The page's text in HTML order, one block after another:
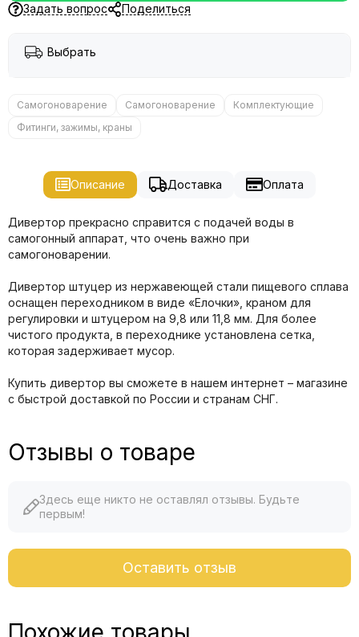
Задать вопрос Поделиться
Выбрать
Самогоноварение Самогоноварение
Комплектующие
Фитинги, зажимы, краны
Описание Доставка Оплата
Дивертор прекрасно справится с подачей воды в
самогонный аппарат, что очень важно при
самогоноварении.
Дивертор штуцер из нержавеющей стали пищевого сплава
оснащен переходником в виде «Елочки», краном для
регулировки и штуцером на 9,8 или 11,8 мм. Для более
чистого продукта, в переходнике установлена сетка,
которая задерживает мусор.
Купить дивертор вы сможете в нашем интернет – магазине
с быстрой доставкой по России и странам СНГ.
Отзывы о товаре
Здесь еще никто не оставлял отзывы. Будьте
первым!
Оставить отзыв